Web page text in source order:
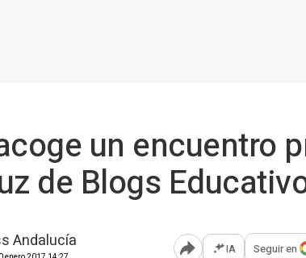
un encuentro
de Blogs
Andalucía
Abrir opciones para
IA Seguir en